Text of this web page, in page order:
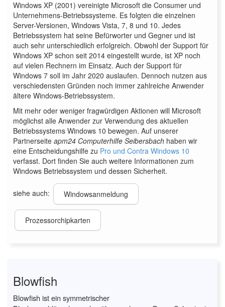
Windows XP (2001) vereinigte Microsoft die Consumer und
Unternehmens-Betriebssysteme. Es folgten die einzelnen
Server-Versionen, Windows Vista, 7, 8 und 10. Jedes
Betriebssystem hat seine Befürworter und Gegner und ist
auch sehr unterschiedlich erfolgreich. Obwohl der Support für
Windows XP schon seit 2014 eingestellt wurde, ist XP noch
auf vielen Rechnern im Einsatz. Auch der Support für
Windows 7 soll im Jahr 2020 auslaufen. Dennoch nutzen aus
verschiedensten Gründen noch immer zahlreiche Anwender
ältere Windows-Betriebssystem.
Mit mehr oder weniger fragwürdigen Aktionen will Microsoft
möglichst alle Anwender zur Verwendung des aktuellen
Betriebssystems Windows 10 bewegen. Auf unserer
Partnerseite apm24 Computerhilfe Seibersbach haben wir
eine Entscheidungshilfe zu Pro und Contra Windows 10
verfasst. Dort finden Sie auch weitere Informationen zum
Windows Betriebssystem und dessen Sicherheit.
siehe auch: Windowsanmeldung
Prozessorchipkarten
Blowfish
Blowfish ist ein symmetrischer